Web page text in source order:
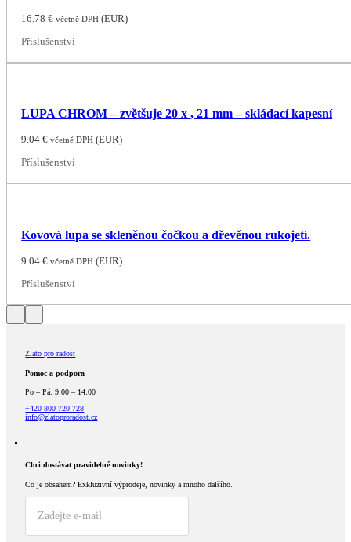
16.78€ včetně DPH (EUR)
Příslušenství
LUPA CHROM – zvětšuje 20 x , 21 mm – skládací kapesní
9.04€ včetně DPH (EUR)
Příslušenství
Kovová lupa se skleněnou čočkou a dřevěnou rukojetí.
9.04€ včetně DPH (EUR)
Příslušenství
Zlato pro radost
Pomoc a podpora
Po – Pá: 9:00 – 14:00
+420 800 720 728
info@zlatoproradost.cz
Chci dostávat pravidelné novinky!​
Co je obsahem? Exkluzivní výprodeje, novinky a mnoho dalšího.